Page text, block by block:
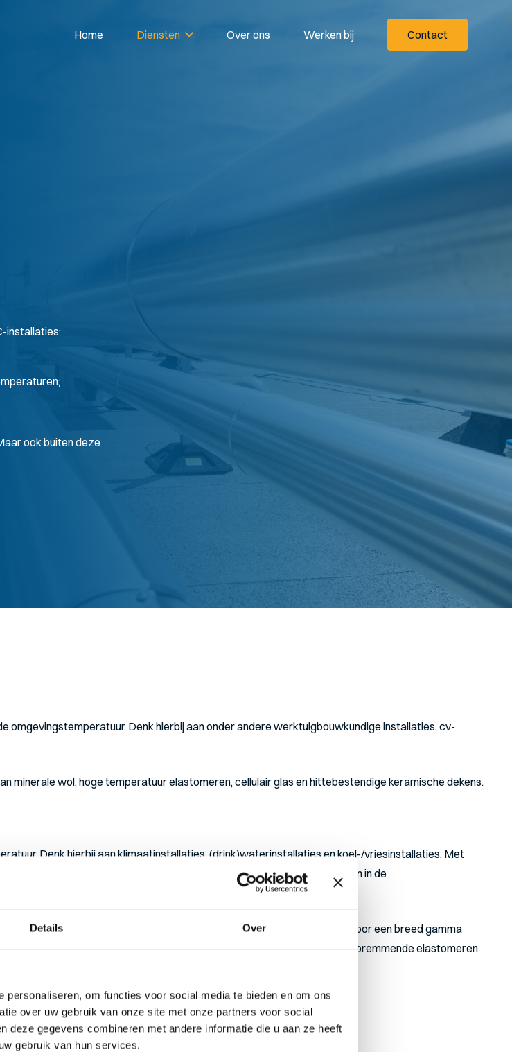
Details Over
om functies voor social media te bieden en om ons
over uw gebruik van onze site met onze partners voor social
deze gegevens combineren met andere informatie die u aan ze heeft
gebruik van hun services.
Home Diensten Over ons Werken bij Contact
installaties;
ook buiten deze
omgevingstemperatuur. Denk hierbij aan onder andere werktuigbouwkundige installaties, cv-
minerale wol, hoge temperatuur elastomeren, cellulair glas en hittebestendige keramische dekens.
Denk hierbij aan klimaatinstallaties, (drink)waterinstallaties en koel-/vriesinstallaties. Met
dagelijks aan het werk bij logistieke centrums met koel-/vriesruimtes en in de
vakkundig dampdicht afwerken met folies en sealers. Wij bieden hiervoor een breed gamma
sponningen of in meerdere lagen aangebracht met dampremmers, dampremmende elastomeren
staal beplating, PVC-mantels, etc.